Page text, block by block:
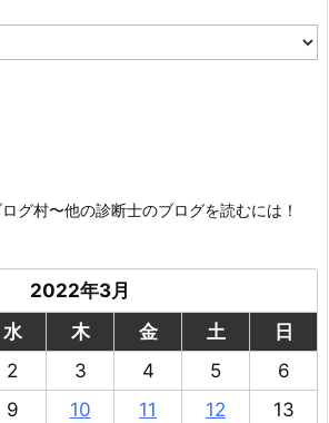
グ村〜他の診断士のブログを読むには！
2022年3月
水 木 金 土
日
2 3 4 5
6
9 10 11 12
13